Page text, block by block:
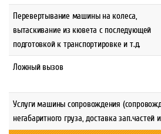
Перевертывание машины на колеса,
вытаскивание из кювета с последующей
подготовкой к транспортировке и т.д.
Ложный вызов
Услуги машины сопровождения
негабаритного груза, доставка зап.частей